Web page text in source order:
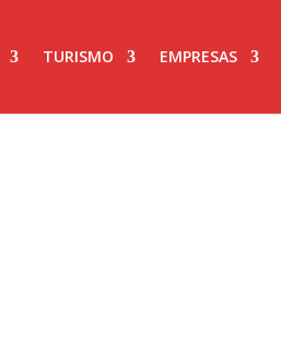
TURISMO EMPRESAS